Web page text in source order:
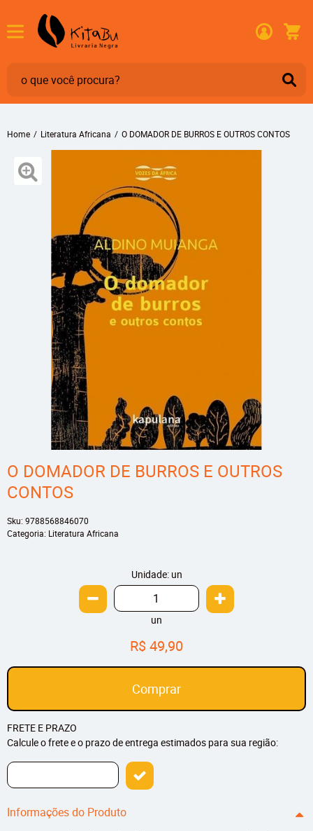
Home Literatura Africana O DOMADOR DE BURROS E OUTROS CONTOS
O DOMADOR DE BURROS E OUTROS
CONTOS
Sku: 9788568846070
Categoria: Literatura Africana
Unidade: un
un
R$ 49,90
Comprar
FRETE E PRAZO
Calcule o frete e o prazo de entrega estimados para sua região:
Informações do Produto